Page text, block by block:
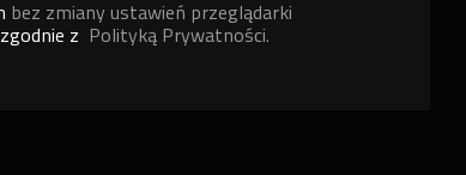
bez zmiany ustawień przeglądarki
z Polityką Prywatności.